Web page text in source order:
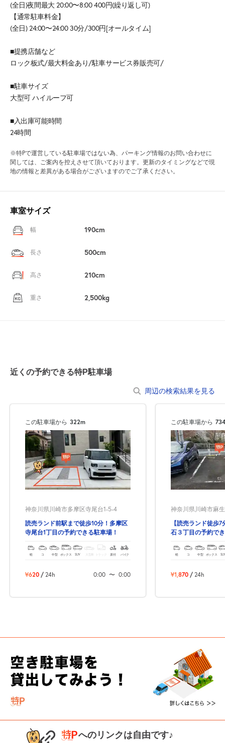
(全日)夜間最大 20:00〜8:00 400円(繰り返し可)
【通常駐車料金】
(全日) 24:00〜24:00 30分/300円[オールタイム]
■提携店舗など
ロック板式/最大料金あり/駐車サービス券販売可/
■駐車サイズ
大型可 ハイルーフ可
■入出庫可能時間
24時間
※特Pで運営している駐車場ではない為、パーキング情報のお問い合わせに
関しては、ご案内を控えさせて頂いております。更新のタイミングなどで現
地の情報と差異がある場合がございますのでご了承ください。
車室サイズ
幅 190cm
長さ 500cm
高さ 210cm
重さ 2,500kg
近くの予約できる特P駐車場
周辺の検索結果を見る
この駐車場から 322m
神奈川県川崎市多摩区寺尾台1-5-4
読売ランド前駅まで徒歩10分！多摩区
寺尾台1丁目の予約できる駐車場！
軽 コ 中型 ボックス SUV トラック 原付 バイク
¥620 / 24h 0:00 〜 0:00
この駐車場から
神奈川県川崎市麻
【読売ランド徒歩
石３丁目の予約で
軽 コ 中型 ボックス
¥1,870 / 24h
へのリンクは自由です♪